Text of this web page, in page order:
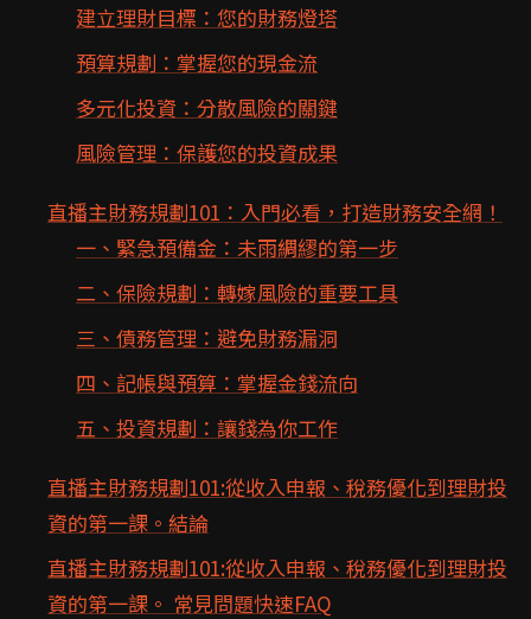
建立理財目標：您的財務燈塔
預算規劃：掌握您的現金流
多元化投資：分散風險的關鍵
風險管理：保護您的投資成果
直播主財務規劃101：入門必看，打造財務安全網！
一、緊急預備金：未雨綢繆的第一步
二、保險規劃：轉嫁風險的重要工具
三、債務管理：避免財務漏洞
四、記帳與預算：掌握金錢流向
五、投資規劃：讓錢為你工作
直播主財務規劃101:從收入申報、稅務優化到理財投
資的第一課。結論
直播主財務規劃101:從收入申報、稅務優化到理財投
資的第一課。 常見問題快速FAQ